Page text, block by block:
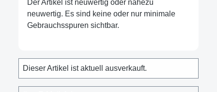
Der Artikel ist neuwertig oder nahezu
neuwertig. Es sind keine oder nur minimale
Gebrauchsspuren sichtbar.
Dieser Artikel ist aktuell ausverkauft.